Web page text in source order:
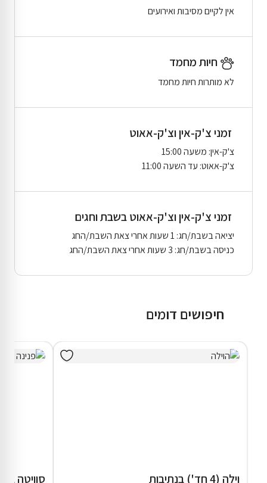
אין לקיים מסיבות ואירועים
חיות מחמד
לא מותרות חיות מחמד
זמני צ'ק-אין וצ'ק-אאוט
צ'ק-אין: משעה 15:00
צ'ק-אאוט: עד השעה 11:00
זמני צ'ק-אין וצ'ק-אאוט בשבת וחגים
יציאה בשבת/חג: 1 שעות אחרי צאת השבת/החג
כניסה בשבת/חג: 3 שעות אחרי צאת השבת/החג
חיפושים דומים
וילה (4 חד') בנתיבות סוויטה